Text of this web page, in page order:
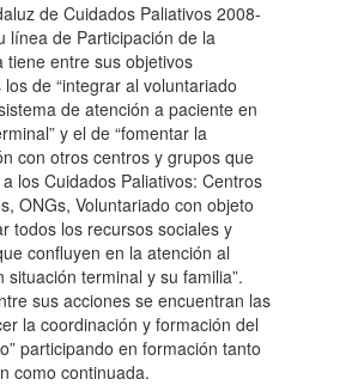
de Cuidados Paliativos 2008-
línea de Participación de la
tiene entre sus objetivos
de “integrar al voluntariado
de atención a paciente en
y el de “fomentar la
con otros centros y grupos que
los Cuidados Paliativos: Centros
ONGs, Voluntariado con objeto
todos los recursos sociales y
confluyen en la atención al
situación terminal y su familia”.
sus acciones se encuentran las
la coordinación y formación del
participando en formación tanto
como continuada.